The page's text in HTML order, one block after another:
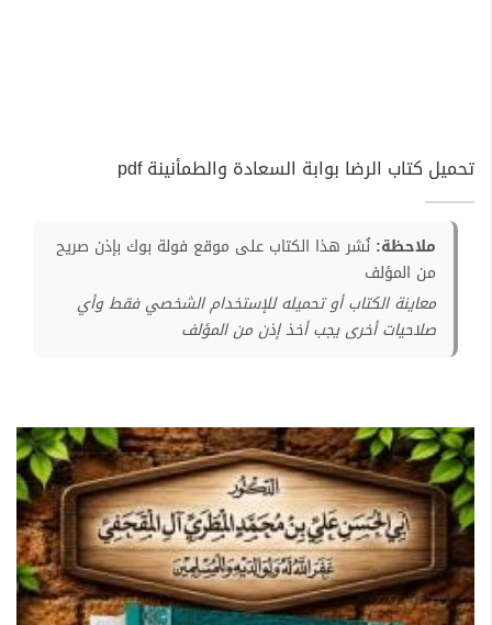
تحميل كتاب الرضا بوابة السعادة والطمأنينة pdf
ملاحظة: نُشر هذا الكتاب على موقع فولة بوك بإذن صريح
من المؤلف
معاينة الكتاب أو تحميله للإستخدام الشخصي فقط وأي
صلاحيات أخرى يجب أخذ إذن من المؤلف